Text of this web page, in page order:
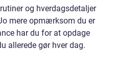
og hverdagsdetaljer
mere opmærksom du er
har du for at opdage
allerede gør hver dag.